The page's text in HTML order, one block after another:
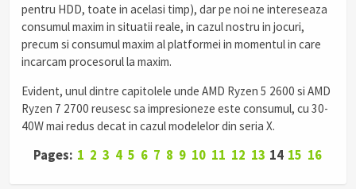
pentru HDD, toate in acelasi timp), dar pe noi ne intereseaza
consumul maxim in situatii reale, in cazul nostru in jocuri,
precum si consumul maxim al platformei in momentul in care
incarcam procesorul la maxim.
Evident, unul dintre capitolele unde AMD Ryzen 5 2600 si AMD
Ryzen 7 2700 reusesc sa impresioneze este consumul, cu 30-
40W mai redus decat in cazul modelelor din seria X.
Pages: 1 2 3 4 5 6 7 8 9 10 11 12 13 14 15 16